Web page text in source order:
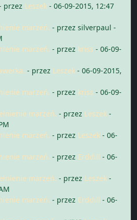
przez Leszek - 06-09-2015, 12:47
marzeń. - przez silverpaul -
marzeń. - przez kriss - 06-09-
- przez Leszek - 06-09-2015,
marzeń. - przez kriss - 06-09-
marzeń. - przez Leszek -
marzeń. - przez Leszek - 06-
marzeń. - przez Erddill - 06-
marzeń. - przez Leszek -
marzeń. - przez Erddill - 06-